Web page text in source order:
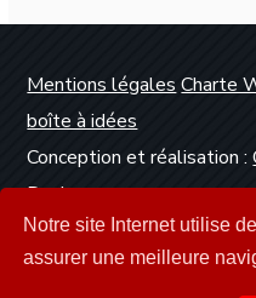
Notre site Internet utilise
assurer une meilleure
Mentions légales Charte
boîte à idées
Conception et réalisation :
Dunkerque